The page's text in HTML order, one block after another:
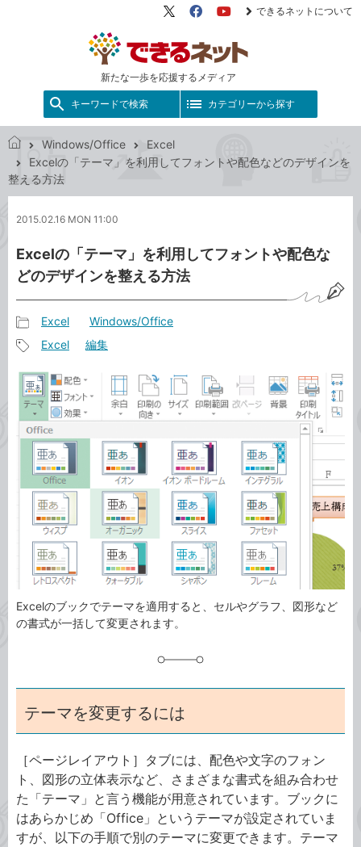
新たな一歩を応援するメディア
X（旧
FacebookYouTube
できるネットについて
キーワードで検索 カテゴリーから探す
で
き
ッ
Windows/Office
Excel
Excelの「テーマ」を利用してフォントや配色などのデザインを
整える方法
2015.02.16 MON 11:00
Excelの「テーマ」を利用してフォントや配色な
どのデザインを整える方法
事
カ
テ
ゴ
リ
Excel Windows/Office
事
タ
グ
Excel 編集
Excelのブックでテーマを適用すると、セルやグラフ、図形など
の書式が一括して変更されます。
テーマを変更するには
［ページレイアウト］タブには、配色や文字のフォン
ト、図形の立体表示など、さまざまな書式を組み合わせ
た「テーマ」と言う機能が用意されています。ブックに
はあらかじめ「Office」というテーマが設定されていま
すが、以下の手順で別のテーマに変更できます。テーマ